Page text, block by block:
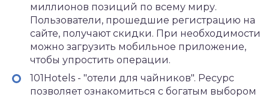
миллионов позиций по всему миру.
Пользователи, прошедшие регистрацию на
сайте, получают скидки. При необходимости
можно загрузить мобильное приложение,
чтобы упростить операции.
101Hotels - "отели для чайников". Ресурс
позволяет ознакомиться с богатым выбором